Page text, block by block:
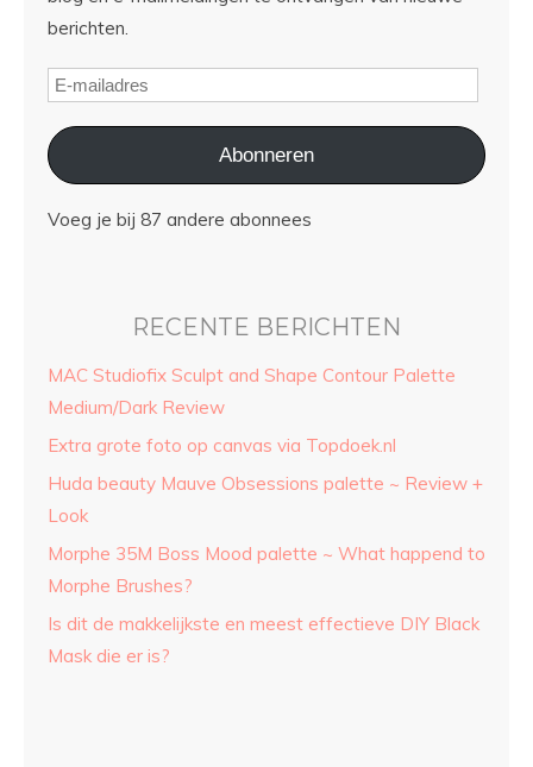
berichten.
Abonneren
Voeg je bij 87 andere abonnees
RECENTE BERICHTEN
MAC Studiofix Sculpt and Shape Contour Palette
Medium/Dark Review
Extra grote foto op canvas via Topdoek.nl
Huda beauty Mauve Obsessions palette ~ Review +
Look
Morphe 35M Boss Mood palette ~ What happend to
Morphe Brushes?
Is dit de makkelijkste en meest effectieve DIY Black
Mask die er is?